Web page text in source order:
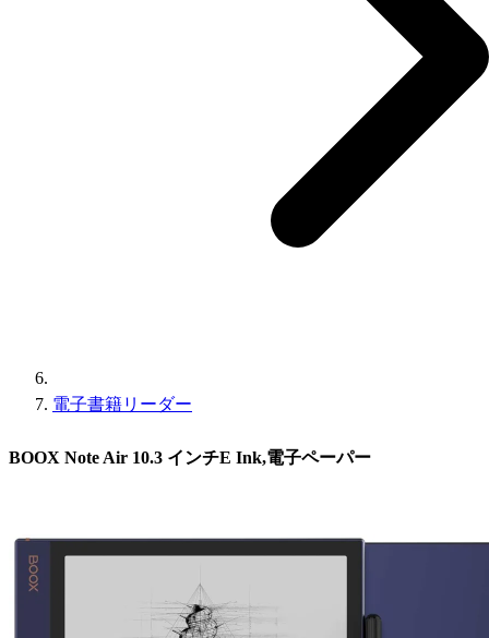
電子書籍リーダー
BOOX Note Air 10.3 インチE Ink,電子ペーパー